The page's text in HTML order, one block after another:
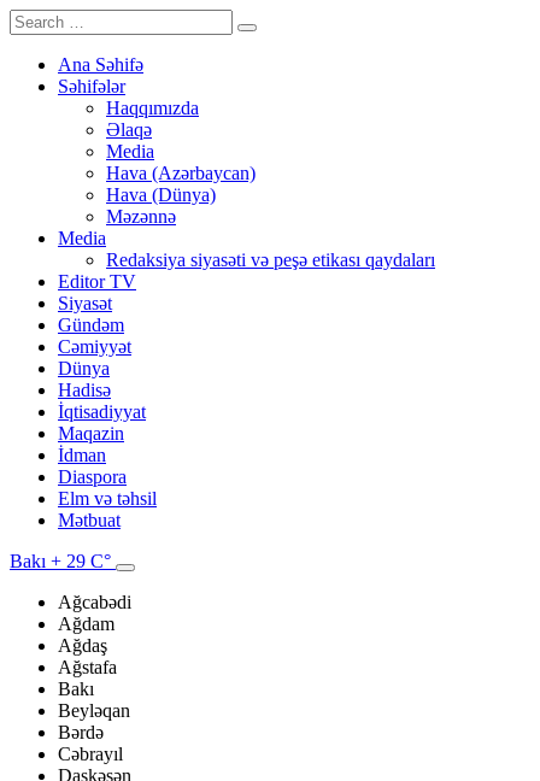
Ana Səhifə
Səhifələr
Haqqımızda
Əlaqə
Media
Hava (Azərbaycan)
Hava (Dünya)
Məzənnə
Media
Redaksiya siyasəti və peşə etikası qaydaları
Editor TV
Siyasət
Gündəm
Cəmiyyət
Dünya
Hadisə
İqtisadiyyat
Maqazin
İdman
Diaspora
Elm və təhsil
Mətbuat
Bakı + 29 C°
Ağcabədi
Ağdam
Ağdaş
Ağstafa
Bakı
Beyləqan
Bərdə
Cəbrayıl
Daşkəsən